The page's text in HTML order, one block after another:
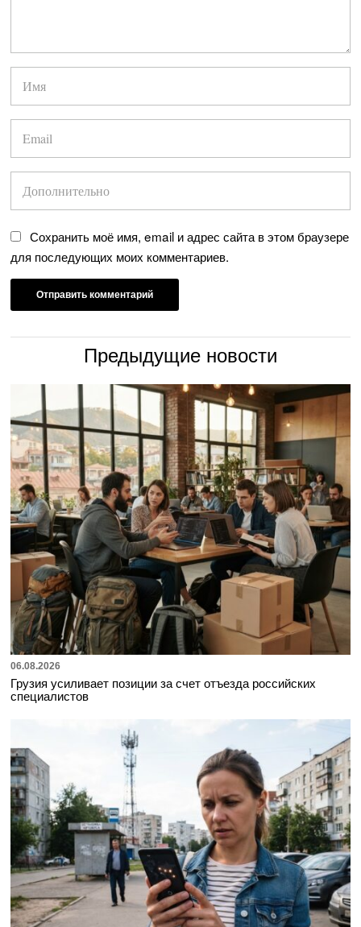
Сохранить моё имя, email и адрес сайта в этом браузере
для последующих моих комментариев.
Предыдущие новости
06.08.2026
Грузия усиливает позиции за счет отъезда российских
специалистов